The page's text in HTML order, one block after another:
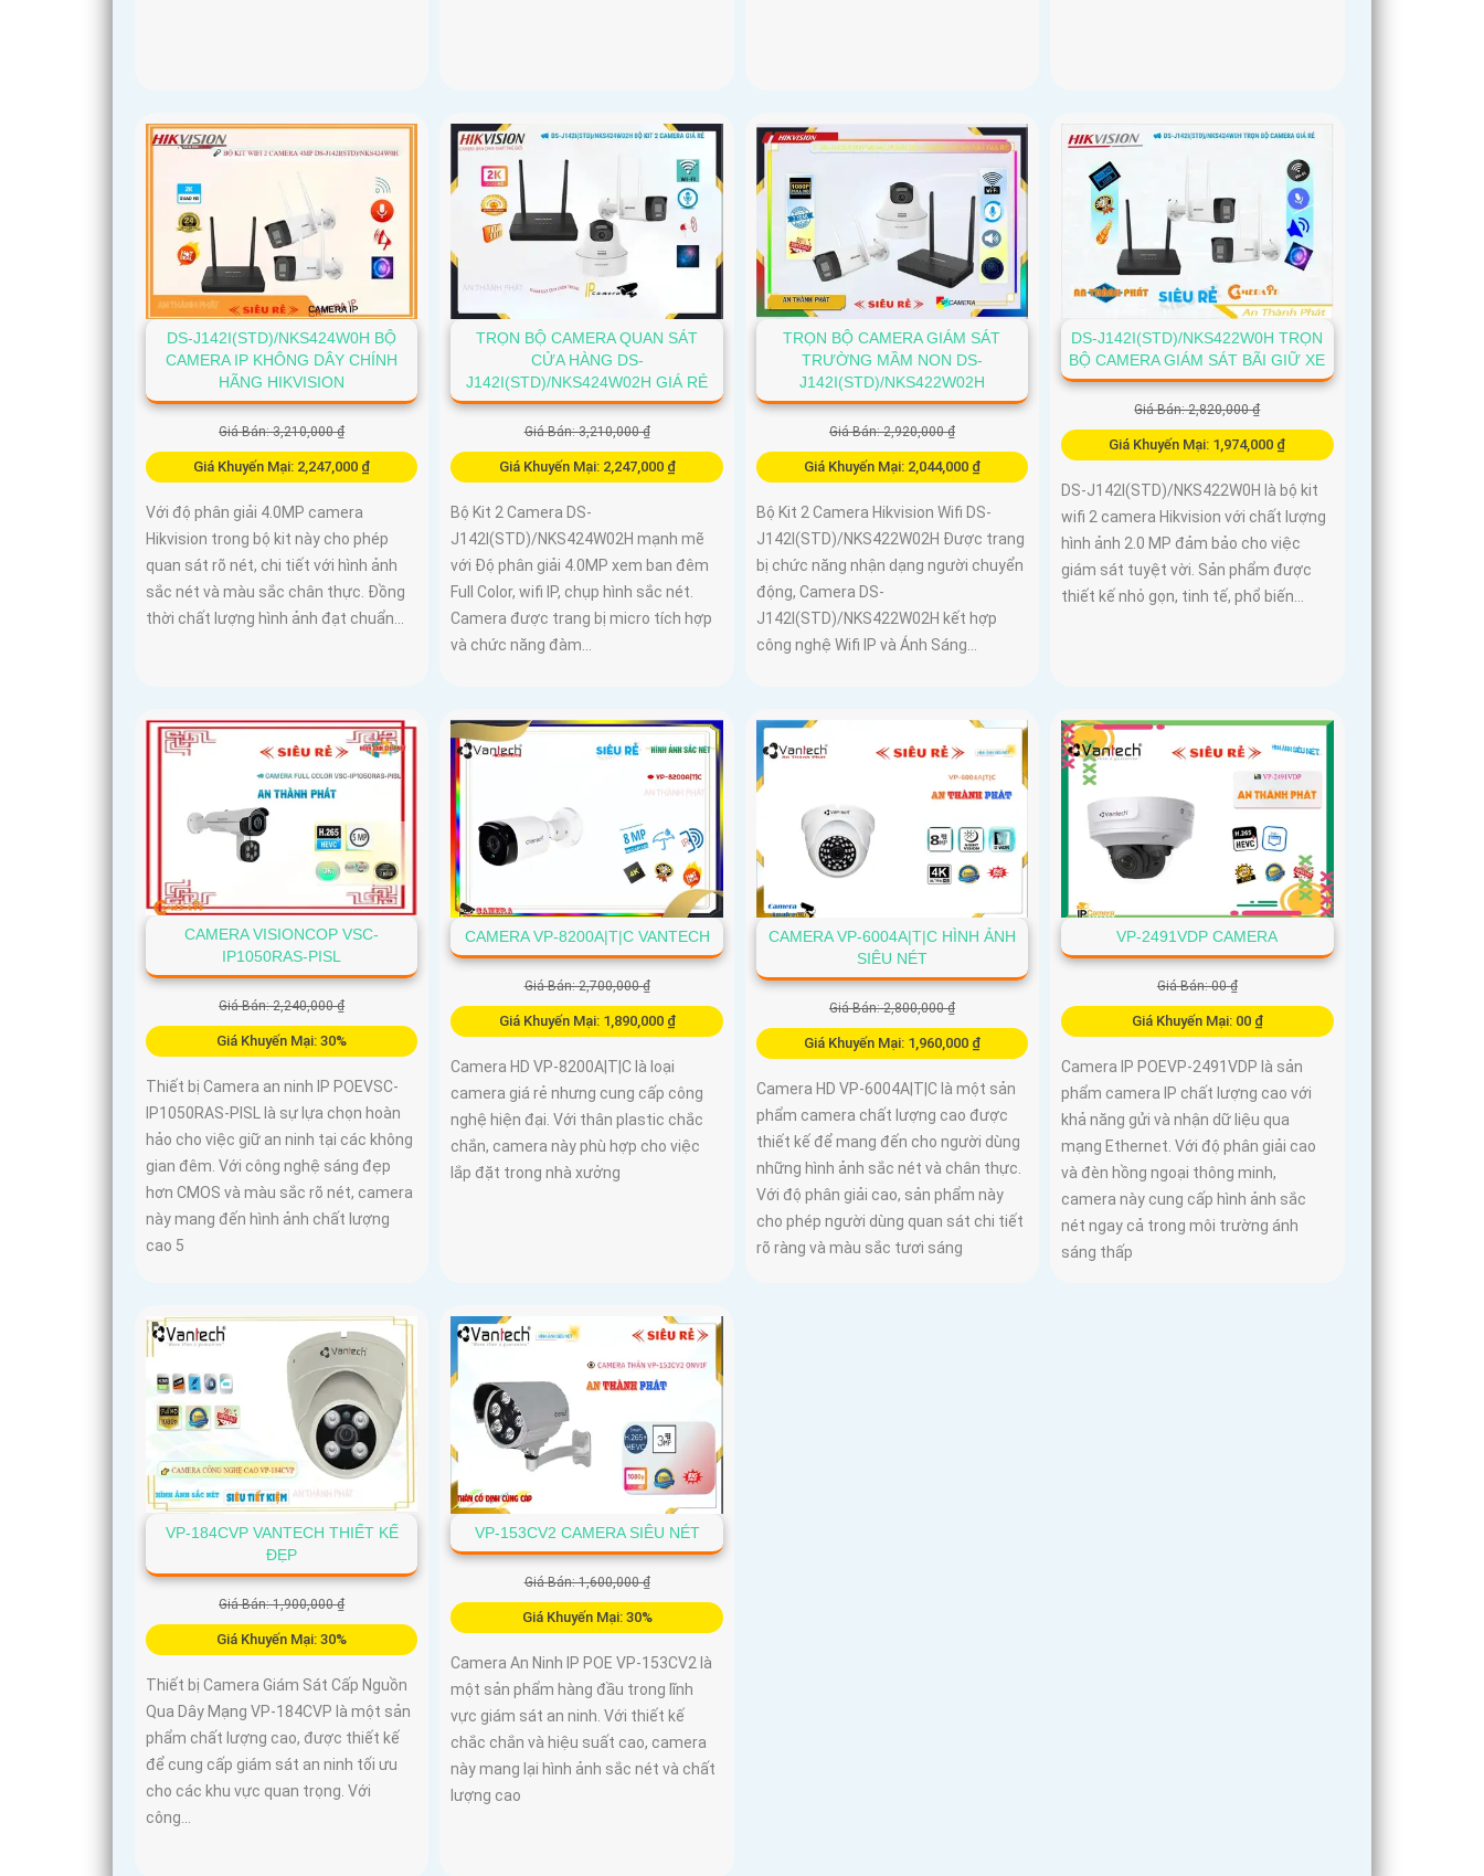
DS-J142I(STD)/NKS424W0H BỘ
CAMERA IP KHÔNG DÂY CHÍNH
HÃNG HIKVISION
Giá Bán: 3,210,000 ₫
Giá Khuyến Mại: 2,247,000 ₫
Với độ phân giải 4.0MP camera
Hikvision trong bộ kit này cho phép
quan sát rõ nét, chi tiết với hình ảnh
sắc nét và màu sắc chân thực. Đồng
thời chất lượng hình ảnh đạt chuẩn...
TRỌN BỘ CAMERA QUAN SÁT
CỬA HÀNG DS-
J142I(STD)/NKS424W02H GIÁ RẺ
Giá Bán: 3,210,000 ₫
Giá Khuyến Mại: 2,247,000 ₫
Bộ Kit 2 Camera DS-
J142I(STD)/NKS424W02H mạnh mẽ
với Độ phân giải 4.0MP xem ban đêm
Full Color, wifi IP, chụp hình sắc nét.
Camera được trang bị micro tích hợp
và chức năng đàm...
TRỌN BỘ CAMERA GIÁM SÁT
TRƯỜNG MẦM NON DS-
J142I(STD)/NKS422W02H
Giá Bán: 2,920,000 ₫
Giá Khuyến Mại: 2,044,000 ₫
Bộ Kit 2 Camera Hikvision Wifi DS-
J142I(STD)/NKS422W02H Được trang
bị chức năng nhận dạng người chuyển
động, Camera DS-
J142I(STD)/NKS422W02H kết hợp
công nghệ Wifi IP và Ánh Sáng...
DS-J142I(STD)/NKS422W0H TRỌN
BỘ CAMERA GIÁM SÁT BÃI GIỮ XE
Giá Bán: 2,820,000 ₫
Giá Khuyến Mại: 1,974,000 ₫
DS-J142I(STD)/NKS422W0H là bộ kit
wifi 2 camera Hikvision với chất lượng
hình ảnh 2.0 MP đảm bảo cho việc
giám sát tuyệt vời. Sản phẩm được
thiết kế nhỏ gọn, tinh tế, phổ biến...
CAMERA VISIONCOP VSC-
IP1050RAS-PISL
Giá Bán: 2,240,000 ₫
Giá Khuyến Mại: 30%
Thiết bị Camera an ninh IP POEVSC-
IP1050RAS-PISL là sự lựa chọn hoàn
hảo cho việc giữ an ninh tại các không
gian đêm. Với công nghệ sáng đẹp
hơn CMOS và màu sắc rõ nét, camera
này mang đến hình ảnh chất lượng
cao 5
CAMERA VP-8200A|T|C VANTECH
Giá Bán: 2,700,000 ₫
Giá Khuyến Mại: 1,890,000 ₫
Camera HD VP-8200A|T|C là loại
camera giá rẻ nhưng cung cấp công
nghệ hiện đại. Với thân plastic chắc
chắn, camera này phù hợp cho việc
lắp đặt trong nhà xưởng
CAMERA VP-6004A|T|C HÌNH ẢNH
SIÊU NÉT
Giá Bán: 2,800,000 ₫
Giá Khuyến Mại: 1,960,000 ₫
Camera HD VP-6004A|T|C là một sản
phẩm camera chất lượng cao được
thiết kế để mang đến cho người dùng
những hình ảnh sắc nét và chân thực.
Với độ phân giải cao, sản phẩm này
cho phép người dùng quan sát chi tiết
rõ ràng và màu sắc tươi sáng
VP-2491VDP CAMERA
Giá Bán: 00 ₫
Giá Khuyến Mại: 00 ₫
Camera IP POEVP-2491VDP là sản
phẩm camera IP chất lượng cao với
khả năng gửi và nhận dữ liệu qua
mạng Ethernet. Với độ phân giải cao
và đèn hồng ngoại thông minh,
camera này cung cấp hình ảnh sắc
nét ngay cả trong môi trường ánh
sáng thấp
VP-184CVP VANTECH THIẾT KẾ
ĐẸP
Giá Bán: 1,900,000 ₫
Giá Khuyến Mại: 30%
Thiết bị Camera Giám Sát Cấp Nguồn
Qua Dây Mạng VP-184CVP là một sản
phẩm chất lượng cao, được thiết kế
để cung cấp giám sát an ninh tối ưu
cho các khu vực quan trọng. Với
công...
VP-153CV2 CAMERA SIÊU NÉT
Giá Bán: 1,600,000 ₫
Giá Khuyến Mại: 30%
Camera An Ninh IP POE VP-153CV2 là
một sản phẩm hàng đầu trong lĩnh
vực giám sát an ninh. Với thiết kế
chắc chắn và hiệu suất cao, camera
này mang lại hình ảnh sắc nét và chất
lượng cao